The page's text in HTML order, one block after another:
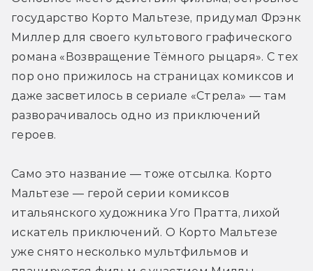
государство Корто Мальтезе, придумал Фрэнк
Миллер для своего культового графического
романа «Возвращение Тёмного рыцаря». С тех
пор оно прижилось на страницах комиксов и
даже засветилось в сериале «Стрела» — там
разворачивалось одно из приключений
героев.
Само это название — тоже отсылка. Корто
Мальтезе — герой серии комиксов
итальянского художника Уго Пратта, лихой
искатель приключений. О Корто Мальтезе
уже снято несколько мультфильмов и